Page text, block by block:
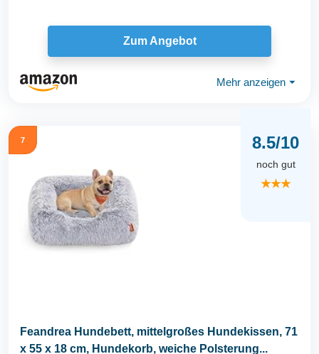
Zum Angebot
Mehr anzeigen ⏷
7 8.5/10
noch gut
★★★
Feandrea Hundebett, mittelgroßes Hundekissen, 71
x 55 x 18 cm, Hundekorb, weiche Polsterung...